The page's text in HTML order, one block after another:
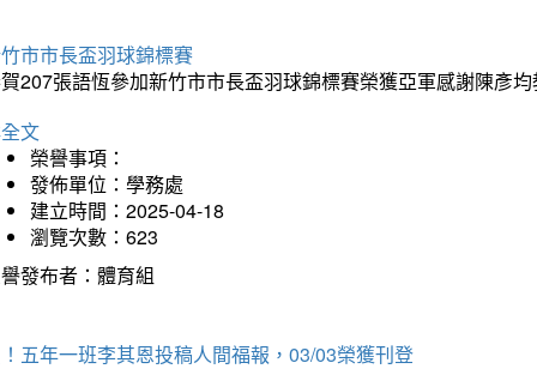
市市長盃羽球錦標賽
207張語恆參加新竹市市長盃羽球錦標賽榮獲亞軍感謝陳彥
文
榮譽事項：
發佈單位：學務處
建立時間：2025-04-18
瀏覽次數：623
發布者：體育組
五年一班李其恩投稿人間福報，03/03榮獲刊登